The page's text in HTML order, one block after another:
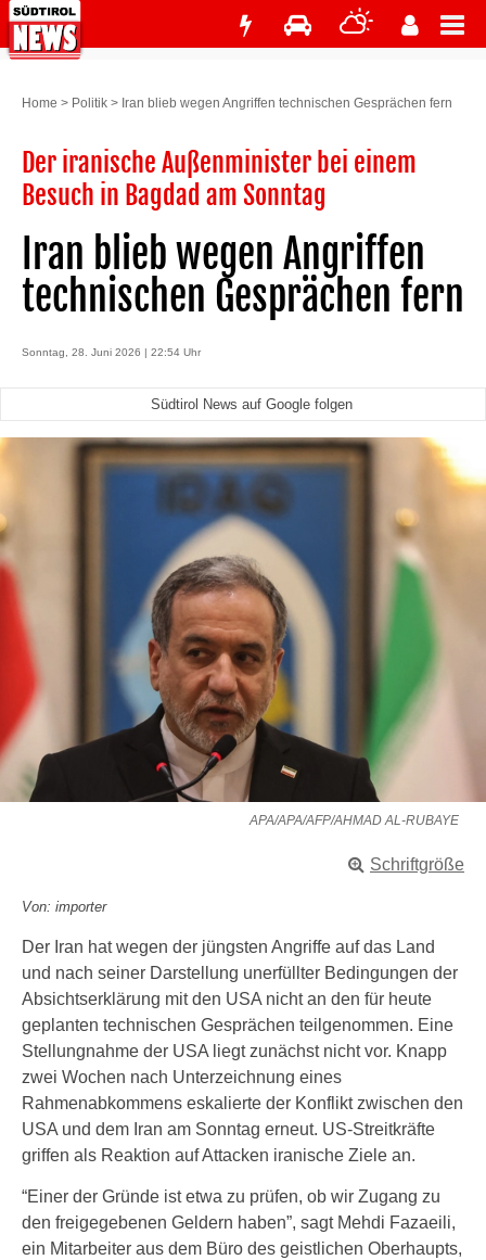
Home > Politik > Iran blieb wegen Angriffen technischen Gesprächen fern
Der iranische Außenminister bei einem
Besuch in Bagdad am Sonntag
Iran blieb wegen Angriffen
technischen Gesprächen fern
Sonntag, 28. Juni 2026 | 22:54 Uhr
Südtirol News auf Google folgen
APA/APA/AFP/AHMAD AL-RUBAYE
Schriftgröße
Von: importer
Der Iran hat wegen der jüngsten Angriffe auf das Land
und nach seiner Darstellung unerfüllter Bedingungen der
Absichtserklärung mit den USA nicht an den für heute
geplanten technischen Gesprächen teilgenommen. Eine
Stellungnahme der USA liegt zunächst nicht vor. Knapp
zwei Wochen nach Unterzeichnung eines
Rahmenabkommens eskalierte der Konflikt zwischen den
USA und dem Iran am Sonntag erneut. US-Streitkräfte
griffen als Reaktion auf Attacken iranische Ziele an.
“Einer der Gründe ist etwa zu prüfen, ob wir Zugang zu
den freigegebenen Geldern haben”, sagt Mehdi Fazaeili,
ein Mitarbeiter aus dem Büro des geistlichen Oberhaupts,